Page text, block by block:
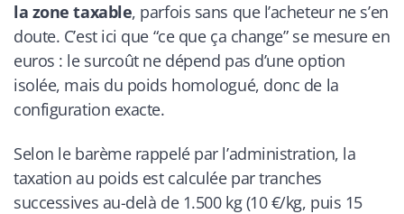
la zone taxable, parfois sans que l’acheteur ne s’en
doute. C’est ici que “ce que ça change” se mesure en
euros : le surcoût ne dépend pas d’une option
isolée, mais du poids homologué, donc de la
configuration exacte.
Selon le barème rappelé par l’administration, la
taxation au poids est calculée par tranches
successives au-delà de 1.500 kg (10 €/kg, puis 15